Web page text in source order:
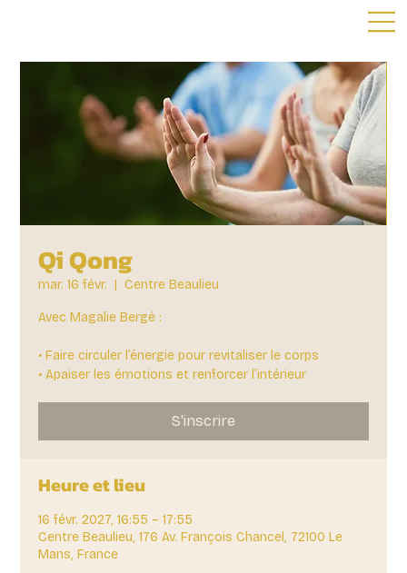
Qi Qong
mar. 16 févr.
  |
Centre Beaulieu
Avec Magalie Bergé :
• Faire circuler l’énergie pour revitaliser le corps
• Apaiser les émotions et renforcer l’intérieur
S'inscrire
Heure et lieu
16 févr. 2027, 16:55 – 17:55
Centre Beaulieu, 176 Av. François Chancel, 72100 Le
Mans, France